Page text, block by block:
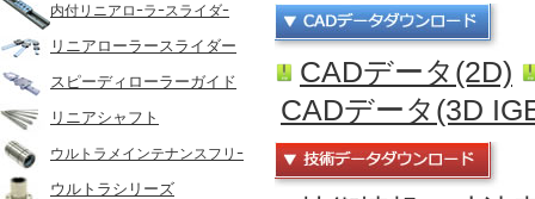
内付リニアロｰラｰスライダｰ
リニアローラースライダー
スピーディローラーガイド
リニアシャフト
ウルトラメインテナンスフリｰ
ウルトラシリーズ
CADデータ(2D)
CADデータ(3D